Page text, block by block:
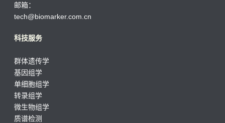
邮箱：
tech@biomarker.com.cn
科技服务
群体遗传学
基因组学
单细胞组学
转录组学
微生物组学
质谱检测